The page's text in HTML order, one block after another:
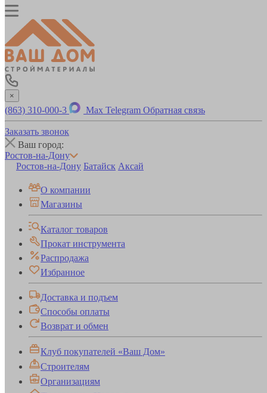
×
(863) 310-000-3 Max Telegram Обратная связь
Заказать звонок
Ваш город:
Ростов-на-Дону
Ростов-на-Дону Батайск Аксай
О компании
Магазины
Каталог товаров
Прокат инструмента
Распродажа
Избранное
Доставка и подъем
Способы оплаты
Возврат и обмен
Клуб покупателей «Ваш Дом»
Строителям
Организациям